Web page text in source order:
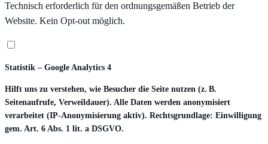
Technisch erforderlich für den ordnungsgemäßen Betrieb der
Website. Kein Opt-out möglich.
Statistik – Google Analytics 4
Hilft uns zu verstehen, wie Besucher die Seite nutzen (z. B.
Seitenaufrufe, Verweildauer). Alle Daten werden anonymisiert
verarbeitet (IP-Anonymisierung aktiv). Rechtsgrundlage: Einwilligung
gem. Art. 6 Abs. 1 lit. a DSGVO.